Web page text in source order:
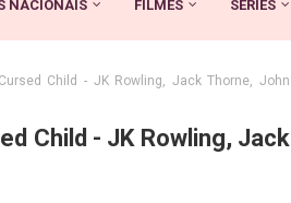
NACIONAIS FILMES SÉRIES
Child - JK Rowling, Jack Thorne, John
Child - JK Rowling, Jack